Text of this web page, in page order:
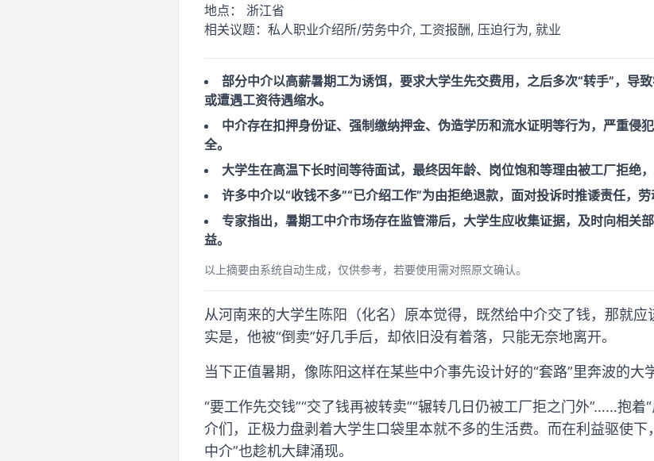
地点： 浙江省
相关议题： 私人职业介绍所/劳务中介, 工资报酬, 压迫行为, 就业
部分中介以高薪暑期工为诱饵，要求大学生先交费用，之后多次“转手”，导
或遭遇工资待遇缩水。
中介存在扣押身份证、强制缴纳押金、伪造学历和流水证明等行为，严重侵
全。
大学生在高温下长时间等待面试，最终因年龄、岗位饱和等理由被工厂拒绝
许多中介以“收钱不多”“已介绍工作”为由拒绝退款，面对投诉时推诿责任，劳
专家指出，暑期工中介市场存在监管滞后，大学生应收集证据，及时向相关
益。
以上摘要由系统自动生成，仅供参考，若要使用需对照原文确认。
从河南来的大学生陈阳（化名）原本觉得，既然给中介交了钱，那就
实是，他被“倒卖”好几手后，却依旧没有着落，只能无奈地离开。
当下正值暑期，像陈阳这样在某些中介事先设计好的“套路”里奔波的大
“要工作先交钱”“交了钱再被转卖”“辗转几日仍被工厂拒之门外”……抱着
介们，正极力盘剥着大学生口袋里本就不多的生活费。而在利益驱使下
中介”也趁机大肆涌现。